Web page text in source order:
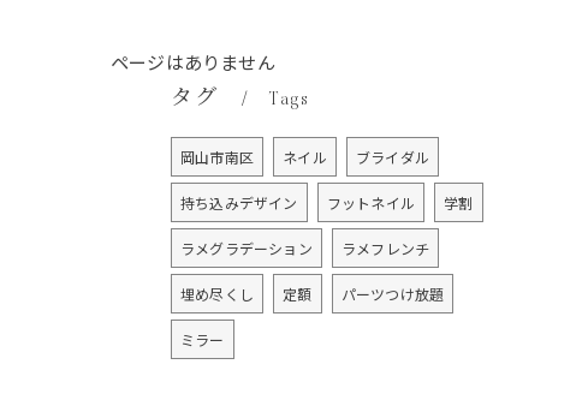
ページはありません
タグ Tags
岡山市南区 ネイル ブライダル
持ち込みデザイン フットネイル 学割
ラメグラデーション ラメフレンチ
埋め尽くし 定額 パーツつけ放題
ミラー